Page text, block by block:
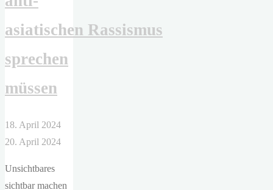
asiatischen Rassismus
sprechen
müssen
18. April 2024
20. April 2024
Unsichtbares
sichtbar machen